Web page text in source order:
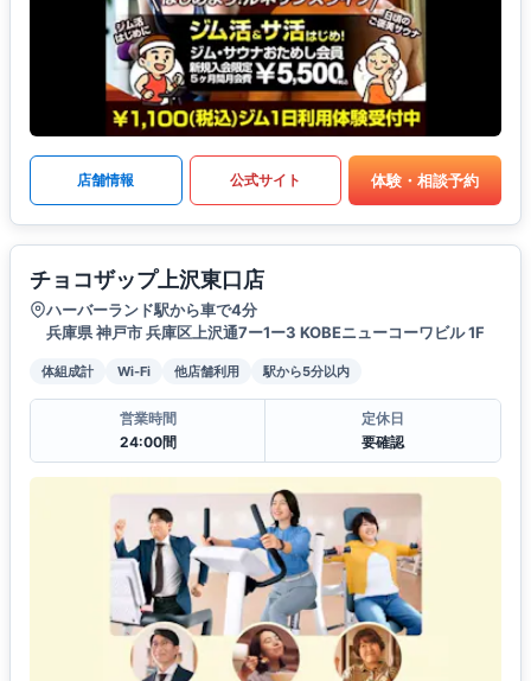
店舗情報 公式サイト 体験・相談予約
チョコザップ上沢東口店
ハーバーランド駅から車で4分
兵庫県 神戸市 兵庫区上沢通7ー1ー3 KOBEニューコーワビル 1F
体組成計 Wi-Fi 他店舗利用 駅から5分以内
営業時間
24:00間
定休日
要確認